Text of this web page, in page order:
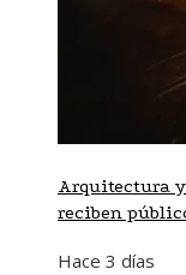
Arquitectura
reciben
Hace 3 días